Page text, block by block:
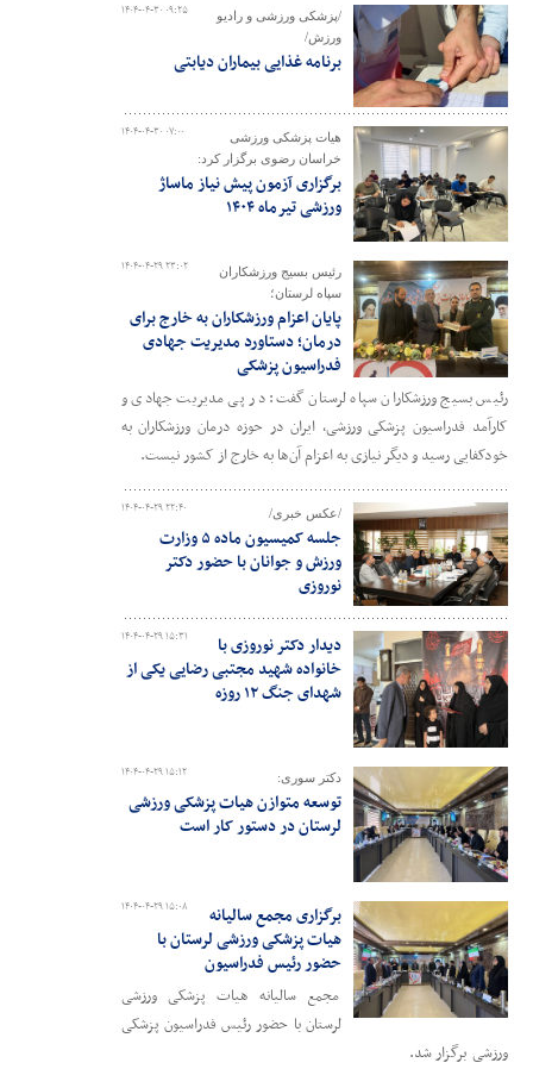
۱۴۰۴-۰۴-۳۰ ۰۹:۲۵
/پزشکی ورزشی و رادیو
ورزش/
برنامه غذایی بیماران دیابتی
۱۴۰۴-۰۴-۳۰ ۰۷:۰۰
هیات پزشکی ورزشی
خراسان رضوی برگزار کرد:
برگزاری آزمون پیش نیاز ماساژ
ورزشی تیرماه ۱۴۰۴
۱۴۰۴-۰۴-۲۹ ۲۳:۰۲
رئیس بسیج ورزشکاران
سپاه لرستان؛
پایان اعزام ورزشکاران به خارج برای
درمان؛ دستاورد مدیریت جهادی
فدراسیون پزشکی
رئیس بسیج ورزشکاران سپاه لرستان گفت: در پی مدیریت جهادی و
کارآمد فدراسیون پزشکی ورزشی، ایران در حوزه درمان ورزشکاران به
خودکفایی رسید و دیگر نیازی به اعزام آن‌ها به خارج از کشور نیست.
۱۴۰۴-۰۴-۲۹ ۲۲:۴۰ /عکس خبری/
جلسه کمیسیون ماده ۵ وزارت
ورزش و جوانان با حضور دکتر
نوروزی
۱۴۰۴-۰۴-۲۹ ۱۵:۳۱
دیدار دکتر نوروزی با
خانواده شهید مجتبی رضایی یکی از
شهدای جنگ ۱۲ روزه
۱۴۰۴-۰۴-۲۹ ۱۵:۱۲ دکتر سوری:
توسعه متوازن هیات پزشکی ورزشی
لرستان در دستور کار است
۱۴۰۴-۰۴-۲۹ ۱۵:۰۸
برگزاری مجمع سالیانه
هیات پزشکی ورزشی لرستان با
حضور رئیس فدراسیون
مجمع سالیانه هیات پزشکی ورزشی
لرستان با حضور رئیس فدراسیون پزشکی
ورزشی برگزار شد.